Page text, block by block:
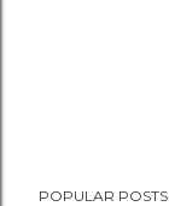
POPULAR POSTS